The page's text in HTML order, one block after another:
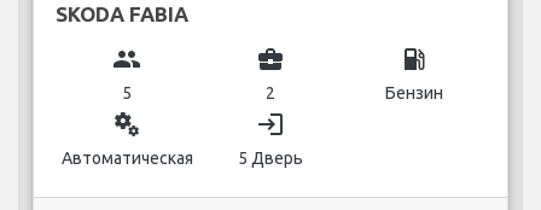
SKODA FABIA
group
5
business_center
2
local_gas_station
Бензин
miscellaneous_services
Автоматическая
login
5 Дверь